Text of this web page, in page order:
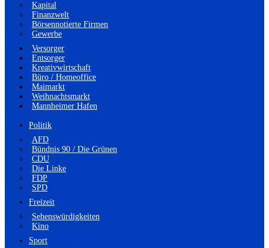
Kapital
Finanzwelt
Börsennotierte Firmen
Gewerbe
Versorger
Entsorger
Kreativwirtschaft
Büro / Homeoffice
Maimarkt
Weihnachtsmarkt
Mannheimer Hafen
Politik
AFD
Bündnis 90 / Die Grünen
CDU
Die Linke
FDP
SPD
Freizeit
Sehenswürdigkeiten
Kino
Sport